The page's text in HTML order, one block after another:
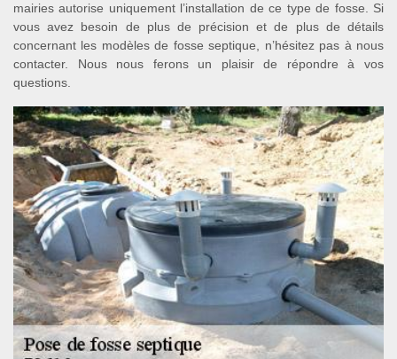
mairies autorise uniquement l’installation de ce type de fosse. Si
vous avez besoin de plus de précision et de plus de détails
concernant les modèles de fosse septique, n’hésitez pas à nous
contacter. Nous nous ferons un plaisir de répondre à vos
questions.